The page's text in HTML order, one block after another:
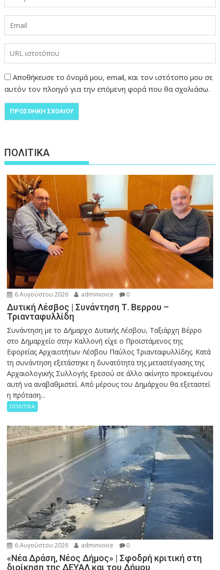
Αποθήκευσε το όνομά μου, email, και τον ιστότοπο μου σε
αυτόν τον πλοηγό για την επόμενη φορά που θα σχολιάσω.
ΠΟΛΙΤΙΚΑ
6 Αυγούστου 2026 adminvoice 0
Δυτική Λέσβος | Συνάντηση Τ. Βερρου –
Τριανταφυλλίδη
Συνάντηση με το Δήμαρχο Δυτικής Λέσβου, Ταξιάρχη Βέρρο
στο Δημαρχείο στην Καλλονή είχε ο Προϊστάμενος της
Εφορείας Αρχαιοτήτων Λέσβου Παύλος Τριανταφυλλίδης. Κατά
τη συνάντηση εξετάστηκε η δυνατότητα της μεταστέγασης της
Αρχαιολογικής Συλλογής Ερεσού σε άλλο ακίνητο προκειμένου
αυτή να αναβαθμιστεί. Από μέρους του Δημάρχου θα εξεταστεί
η πρόταση...
ΠΟΛΙΤΙΚΑ
6 Αυγούστου 2026 adminvoice 0
«Νέα Δράση, Νέος Δήμος» | Σφοδρή κριτική στη
διοίκηση της ΔΕΥΑΛ και του Δήμου